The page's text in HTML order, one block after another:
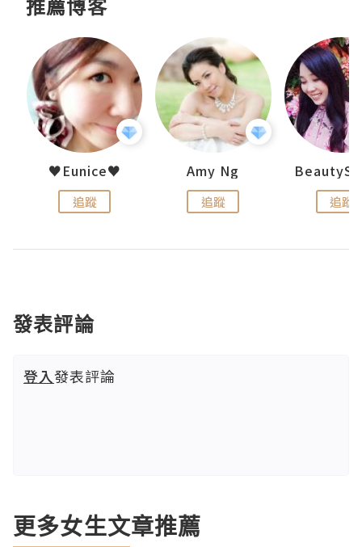
推薦博客
♥Eunice♥
追蹤
Amy Ng
追蹤 追蹤
發表評論
登入發表評論
更多女生文章推薦